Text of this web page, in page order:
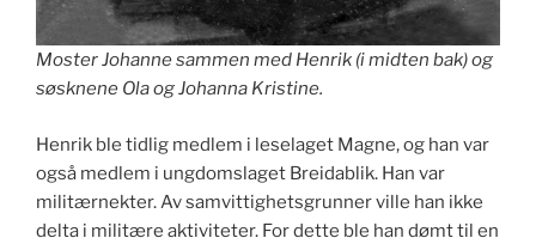
Moster Johanne sammen med Henrik (i midten bak) og
søsknene Ola og Johanna Kristine.
Henrik ble tidlig medlem i leselaget Magne, og han var
også medlem i ungdomslaget Breidablik. Han var
militærnekter. Av samvittighetsgrunner ville han ikke
delta i militære aktiviteter. For dette ble han dømt til en